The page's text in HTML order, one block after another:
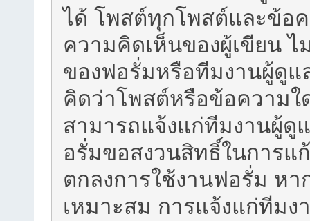
ได้ โพสต์ทุกโพสต์และข้อ
ความคิดเห็นของผู้เขียน ไ
ของฟอรั่มหรือทีมงานผู้ดู
คิดว่าโพสต์หรือข้อความใ
สามารถแจ้งแก่ทีมงานผู้
อรั่มขอสงวนสิทธิ์ในการแ
ตกลงการใช้งานฟอรั่ม ห
เหมาะสม การแจ้งแก่ทีมง